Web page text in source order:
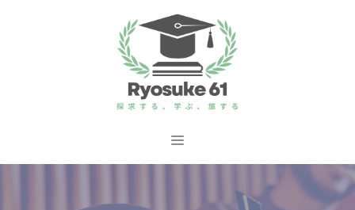
ス
メ